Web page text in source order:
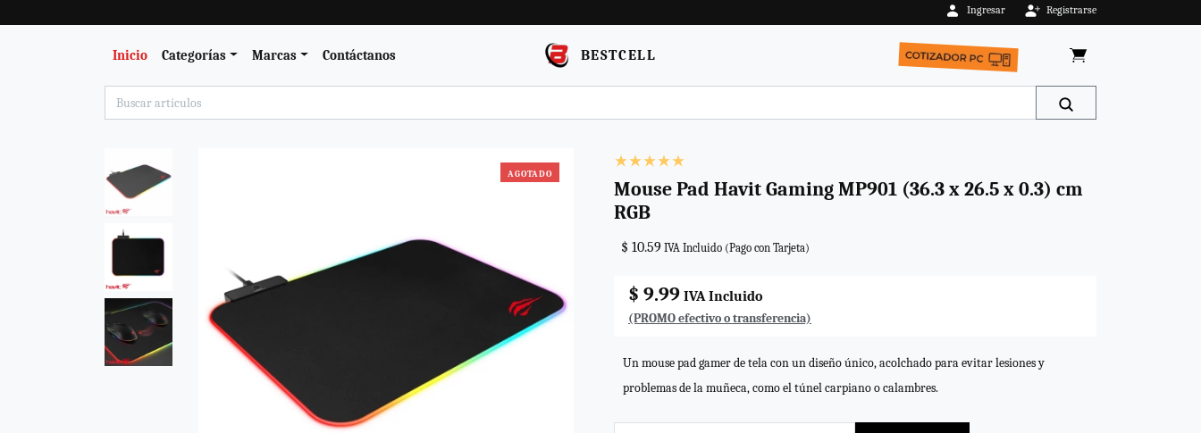
Ingresar Registrarse
BESTCELL
Inicio Categorías Marcas Contáctanos
AGOTADO
Mouse Pad Havit Gaming MP901 (36.3 x 26.5 x 0.3) cm
RGB
$ 10.59 IVA Incluido (Pago con Tarjeta)
$ 9.99 IVA Incluido
(PROMO efectivo o transferencia)
Un mouse pad gamer de tela con un diseño único, acolchado para evitar lesiones y
problemas de la muñeca, como el túnel carpiano o calambres.